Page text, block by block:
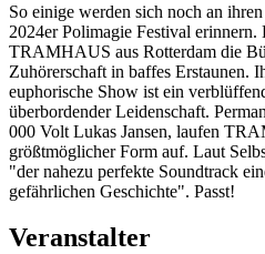
So einige werden sich noch an
2024er Polimagie Festival
TRAMHAUS aus Rotterdam die
Zuhörerschaft in baffes Erstaunen.
euphorische Show ist ein
überbordender Leidenschaft.
000 Volt Lukas Jansen, laufen
größtmöglicher Form auf. Laut
"der nahezu perfekte Soundtrack
gefährlichen Geschichte". Passt!
Veranstalter